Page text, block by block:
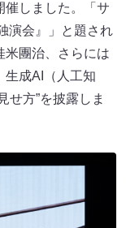
催しました。「サ
演会』」と題され
米團治、さらには
生成AI（人工知
せ方”を披露しま